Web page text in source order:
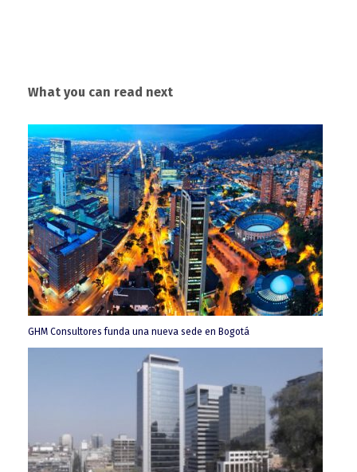
What you can read next
GHM Consultores funda una nueva sede en Bogotá